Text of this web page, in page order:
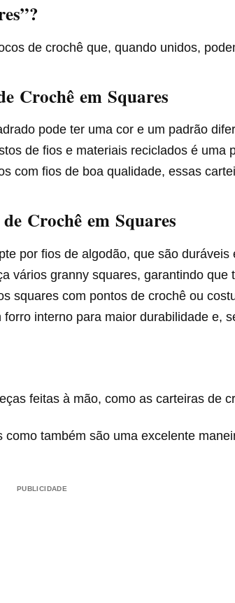
de crochê que, quando unidos,
Crochê em Squares
pode ter uma cor e um padrão
de fios e materiais reciclados é uma
com fios de boa qualidade, essas
Crochê em Squares
por fios de algodão, que são
vários granny squares, garantindo que
squares com pontos de crochê ou
forro interno para maior durabilidade e,
feitas à mão, como as carteiras de
também são uma excelente
PUBLICIDADE